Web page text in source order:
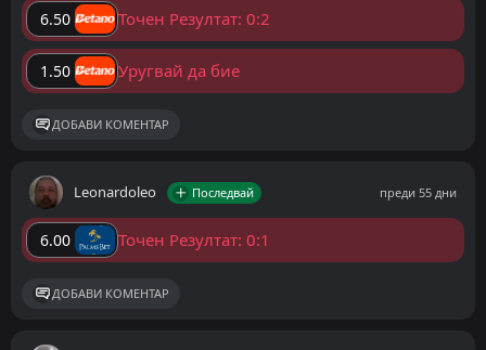
6.50 Точен Резултат: 0:2
1.50 Уругвай да бие
ДОБАВИ КОМЕНТАР
Leonardoleo Последвай преди 55 дни
6.00 Точен Резултат: 0:1
ДОБАВИ КОМЕНТАР